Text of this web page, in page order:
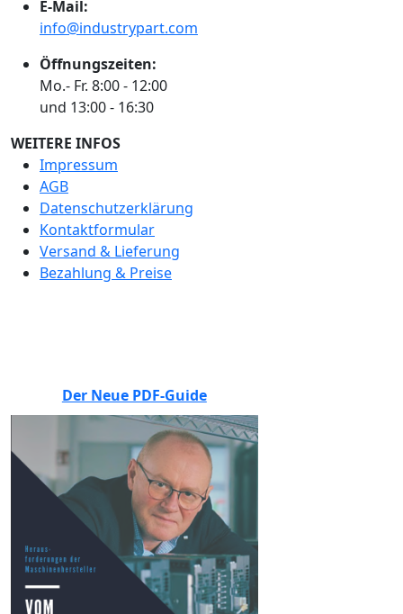
E-Mail:
info@industrypart.com
Öffnungszeiten:
Mo.- Fr. 8:00 - 12:00
und 13:00 - 16:30
WEITERE INFOS
Impressum
AGB
Datenschutzerklärung
Kontaktformular
Versand & Lieferung
Bezahlung & Preise
Der Neue PDF-Guide